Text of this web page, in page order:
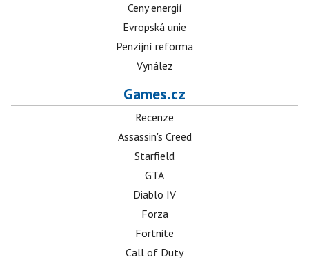
Ceny energií
Evropská unie
Penzijní reforma
Vynález
Games.cz
Recenze
Assassin's Creed
Starfield
GTA
Diablo IV
Forza
Fortnite
Call of Duty